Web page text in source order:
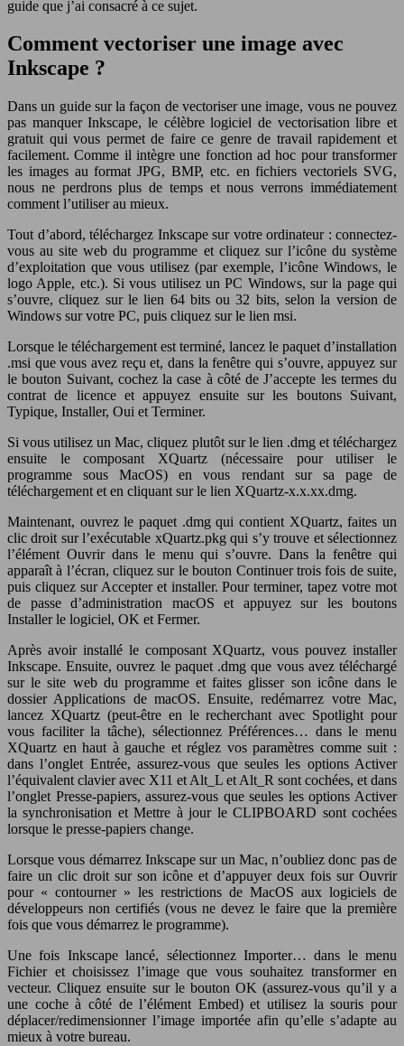
guide que j’ai consacré à ce sujet.
Comment vectoriser une image avec
Inkscape ?
Dans un guide sur la façon de vectoriser une image, vous ne pouvez
pas manquer Inkscape, le célèbre logiciel de vectorisation libre et
gratuit qui vous permet de faire ce genre de travail rapidement et
facilement. Comme il intègre une fonction ad hoc pour transformer
les images au format JPG, BMP, etc. en fichiers vectoriels SVG,
nous ne perdrons plus de temps et nous verrons immédiatement
comment l’utiliser au mieux.
Tout d’abord, téléchargez Inkscape sur votre ordinateur : connectez-
vous au site web du programme et cliquez sur l’icône du système
d’exploitation que vous utilisez (par exemple, l’icône Windows, le
logo Apple, etc.). Si vous utilisez un PC Windows, sur la page qui
s’ouvre, cliquez sur le lien 64 bits ou 32 bits, selon la version de
Windows sur votre PC, puis cliquez sur le lien msi.
Lorsque le téléchargement est terminé, lancez le paquet d’installation
.msi que vous avez reçu et, dans la fenêtre qui s’ouvre, appuyez sur
le bouton Suivant, cochez la case à côté de J’accepte les termes du
contrat de licence et appuyez ensuite sur les boutons Suivant,
Typique, Installer, Oui et Terminer.
Si vous utilisez un Mac, cliquez plutôt sur le lien .dmg et téléchargez
ensuite le composant XQuartz (nécessaire pour utiliser le
programme sous MacOS) en vous rendant sur sa page de
téléchargement et en cliquant sur le lien XQuartz-x.x.xx.dmg.
Maintenant, ouvrez le paquet .dmg qui contient XQuartz, faites un
clic droit sur l’exécutable xQuartz.pkg qui s’y trouve et sélectionnez
l’élément Ouvrir dans le menu qui s’ouvre. Dans la fenêtre qui
apparaît à l’écran, cliquez sur le bouton Continuer trois fois de suite,
puis cliquez sur Accepter et installer. Pour terminer, tapez votre mot
de passe d’administration macOS et appuyez sur les boutons
Installer le logiciel, OK et Fermer.
Après avoir installé le composant XQuartz, vous pouvez installer
Inkscape. Ensuite, ouvrez le paquet .dmg que vous avez téléchargé
sur le site web du programme et faites glisser son icône dans le
dossier Applications de macOS. Ensuite, redémarrez votre Mac,
lancez XQuartz (peut-être en le recherchant avec Spotlight pour
vous faciliter la tâche), sélectionnez Préférences… dans le menu
XQuartz en haut à gauche et réglez vos paramètres comme suit :
dans l’onglet Entrée, assurez-vous que seules les options Activer
l’équivalent clavier avec X11 et Alt_L et Alt_R sont cochées, et dans
l’onglet Presse-papiers, assurez-vous que seules les options Activer
la synchronisation et Mettre à jour le CLIPBOARD sont cochées
lorsque le presse-papiers change.
Lorsque vous démarrez Inkscape sur un Mac, n’oubliez donc pas de
faire un clic droit sur son icône et d’appuyer deux fois sur Ouvrir
pour « contourner » les restrictions de MacOS aux logiciels de
développeurs non certifiés (vous ne devez le faire que la première
fois que vous démarrez le programme).
Une fois Inkscape lancé, sélectionnez Importer… dans le menu
Fichier et choisissez l’image que vous souhaitez transformer en
vecteur. Cliquez ensuite sur le bouton OK (assurez-vous qu’il y a
une coche à côté de l’élément Embed) et utilisez la souris pour
déplacer/redimensionner l’image importée afin qu’elle s’adapte au
mieux à votre bureau.